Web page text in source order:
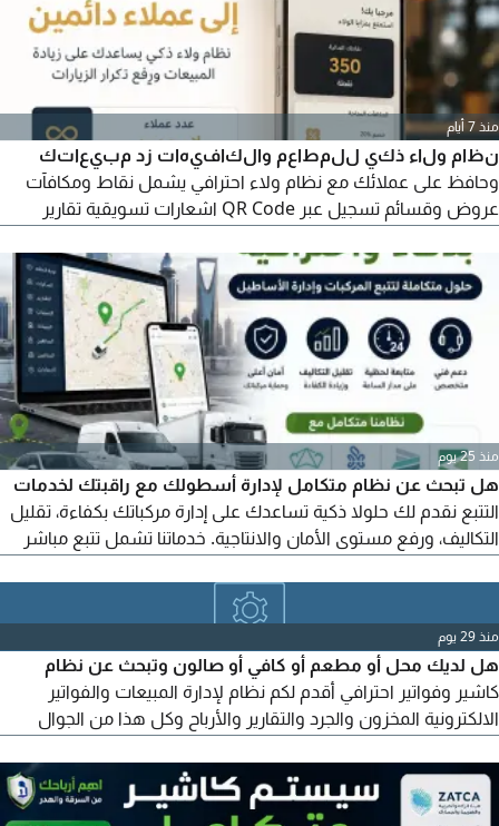
منذ 7 أيام
نظام ولاء ذكي للمطاعم والكافيهات زد مبيعاتك
وحافظ على عملائك مع نظام ولاء احترافي يشمل نقاط ومكافآت
عروض وقسائم تسجيل عبر QR Code اشعارات تسويقية تقارير
الحلويات. ساعد عملاءك على العودة باستمرار، وارفع متوسط قيمة
الطلب وابن قاعدة عملاء مخلصة. الرجاء التواصل
منذ 25 يوم
هل تبحث عن نظام متكامل لإدارة أسطولك مع راقبتك لخدمات
التتبع نقدم لك حلولا ذكية تساعدك على إدارة مركباتك بكفاءة، تقليل
التكاليف، ورفع مستوى الأمان والانتاجية. خدماتنا تشمل تتبع مباشر
تحكم متكاملة. متابعة مواقع المركبات وسجل الرحلات والسرعات.
تنبيهات فورية للحركة، التوقف، وتجاوز السرعة. إدارة السائقين
منذ 29 يوم
هل لديك محل أو مطعم أو كافي أو صالون وتبحث عن نظام
كاشير وفواتير احترافي أقدم لكم نظام لإدارة المبيعات والفواتير
الالكترونية المخزون والجرد والتقارير والأرباح وكل هذا من الجوال
والمطاعم والكافيهات والمستودعات للاستفسار